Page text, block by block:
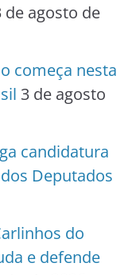
de agosto de
começa nesta
3 de agosto
candidatura
Deputados
do
e defende